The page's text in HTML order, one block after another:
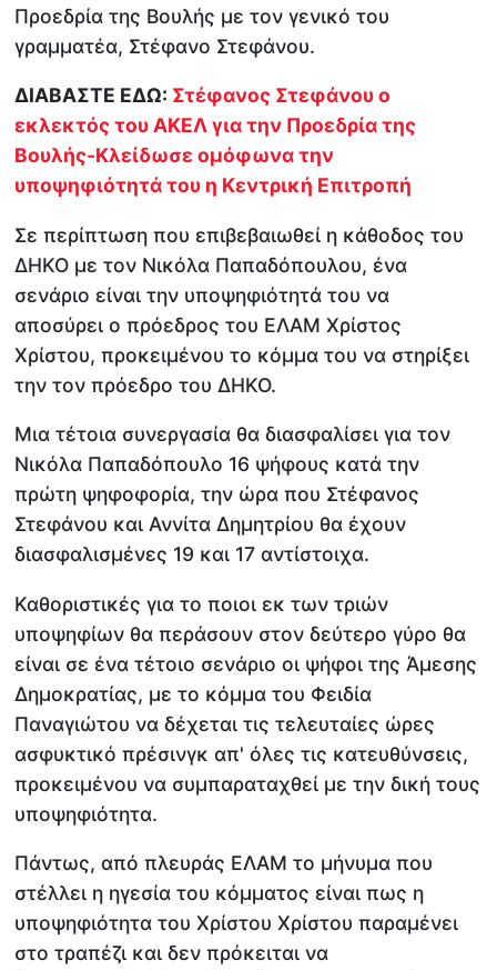
Προεδρία της Βουλής με τον γενικό του
γραμματέα, Στέφανο Στεφάνου.
ΔΙΑΒΑΣΤΕ ΕΔΩ: Στέφανος Στεφάνου ο
εκλεκτός του ΑΚΕΛ για την Προεδρία της
Βουλής-Κλείδωσε ομόφωνα την
υποψηφιότητά του η Κεντρική Επιτροπή
Σε περίπτωση που επιβεβαιωθεί η κάθοδος του
ΔΗΚΟ με τον Νικόλα Παπαδόπουλου, ένα
σενάριο είναι την υποψηφιότητά του να
αποσύρει ο πρόεδρος του ΕΛΑΜ Χρίστος
Χρίστου, προκειμένου το κόμμα του να στηρίξει
την τον πρόεδρο του ΔΗΚΟ.
Μια τέτοια συνεργασία θα διασφαλίσει για τον
Νικόλα Παπαδόπουλο 16 ψήφους κατά την
πρώτη ψηφοφορία, την ώρα που Στέφανος
Στεφάνου και Αννίτα Δημητρίου θα έχουν
διασφαλισμένες 19 και 17 αντίστοιχα.
Καθοριστικές για το ποιοι εκ των τριών
υποψηφίων θα περάσουν στον δεύτερο γύρο θα
είναι σε ένα τέτοιο σενάριο οι ψήφοι της Άμεσης
Δημοκρατίας, με το κόμμα του Φειδία
Παναγιώτου να δέχεται τις τελευταίες ώρες
ασφυκτικό πρέσινγκ απ' όλες τις κατευθύνσεις,
προκειμένου να συμπαραταχθεί με την δική τους
υποψηφιότητα.
Πάντως, από πλευράς ΕΛΑΜ το μήνυμα που
στέλλει η ηγεσία του κόμματος είναι πως η
υποψηφιότητα του Χρίστου Χρίστου παραμένει
στο τραπέζι και δεν πρόκειται να